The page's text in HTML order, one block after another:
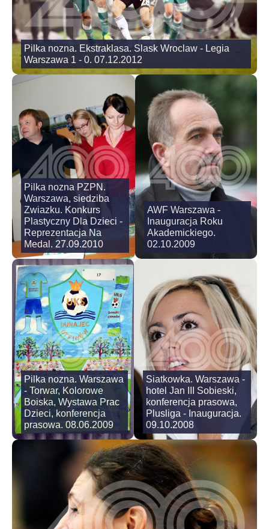
Pilka nozna. Ekstraklasa. Slask Wroclaw - Legia
Warszawa 1 - 0. 07.12.2012
Pilka nozna PZPN.
Warszawa, siedziba
Zwiazku. Konkurs
Plastyczny Dla Dzieci -
Reprezentacja Na
Medal. 27.09.2010
AWF Warszawa -
Inauguracja Roku
Akademickiego.
02.10.2009
Pilka nozna. Warszawa
- Torwar, Kolorowe
Boiska, Wystawa Prac
Dzieci, konferencja
prasowa. 08.06.2009
Siatkowka. Warszawa -
hotel Jan III Sobieski,
konferencja prasowa,
Plusliga - Inauguracja.
09.10.2008